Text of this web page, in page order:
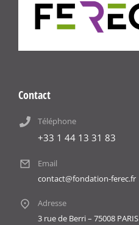
Contact
Téléphone
+33 1 44 13 31 83
Email
contact@fondation-ferec.fr
Adresse
3 rue de Berri – 75008 PARIS